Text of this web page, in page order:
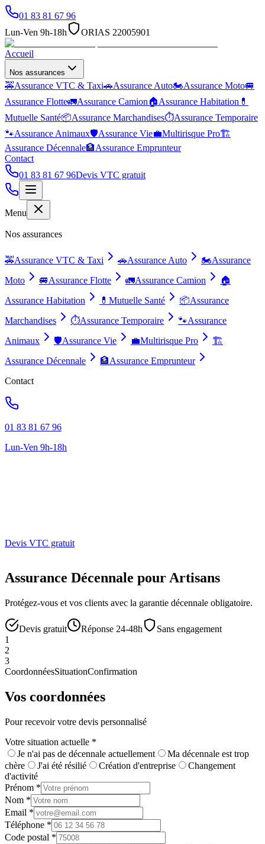
01 83 81 67 96
Lun-Ven 9h-18h
ORIAS 22005901
Accueil
Nos assurances
🚕Assurance VTC & Taxi🚗Assurance Auto🏍️Assurance Moto🚐
Assurance Flotte🚛Assurance Camion🏠Assurance Habitation 💊
Mutuelle Santé📦Assurance Marchandises⏱️Assurance Temporaire
🐾Assurance Animaux🛡️Assurance Vie💼Multirisque Pro🏗️
Assurance Décennale🏦Assurance Emprunteur
Contact
01 83 81 67 96Devis VTC gratuit
Menu
Nos assurances
🚕Assurance VTC & Taxi 🚗Assurance Auto 🏍️Assurance
Moto
🚐Assurance Flotte 🚛Assurance Camion
🏠
Assurance Habitation
💊 Mutuelle Santé 📦Assurance
Marchandises
⏱️Assurance Temporaire 🐾Assurance
Animaux
🛡️Assurance Vie 💼Multirisque Pro
🏗️
Assurance Décennale
🏦Assurance Emprunteur
Contact
01 83 81 67 96
Lun-Ven 9h-18h
Devis VTC gratuit
Assurance Décennale pour Artisans
Protégez-vous et vos clients avec la garantie décennale obligatoire.
Devis gratuit Réponse 24-48h
Sans engagement
1
2
3
CoordonnéesSituationConfirmation
Vos coordonnées
Pour recevoir votre devis personnalisé
Votre situation actuelle *
Je n'ai pas de décennale actuellement
Ma décennale est trop
chère
J'ai été résilié Création d'entreprise
Changement
d'activité
Prénom *
Nom *
Email *
Téléphone *
Code postal *